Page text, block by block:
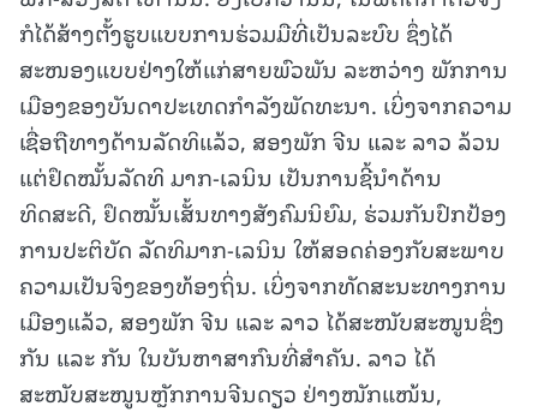
ກໍໄດ້ສ້າງຕັ້ງຮູບແບບການຮ່ວມມືທີ່ເປັນລະບົບ ຊຶ່ງໄດ້
ສະໜອງແບບຢ່າງໃຫ້ແກ່ສາຍພົວພັນ ລະຫວ່າງ ພັກການ
ເມືອງຂອງບັນດາປະເທດກຳລັງພັດທະນາ. ເບິ່ງຈາກຄວາມ
ເຊື່ອຖືທາງດ້ານລັດທິແລ້ວ, ສອງພັກ ຈີນ ແລະ ລາວ ລ້ວນ
ແຕ່ຢຶດໝັ້ນລັດທິ ມາກ-ເລນິນ ເປັນການຊີ້ນຳດ້ານ
ທິດສະດີ, ຢຶດໝັ້ນເສັ້ນທາງສັງຄົມນິຍົມ, ຮ່ວມກັນປົກປ້ອງ
ການປະຕິບັດ ລັດທິມາກ-ເລນິນ ໃຫ້ສອດຄ່ອງກັບສະພາບ
ຄວາມເປັນຈິງຂອງທ້ອງຖິ່ນ. ເບິ່ງຈາກທັດສະນະທາງການ
ເມືອງແລ້ວ, ສອງພັກ ຈີນ ແລະ ລາວ ໄດ້ສະໜັບສະໜູນຊຶ່ງ
ກັນ ແລະ ກັນ ໃນບັນຫາສາກົນທີ່ສຳຄັນ. ລາວ ໄດ້
ສະໜັບສະໜູນຫຼັກການຈີນດຽວ ຢ່າງໜັກແໜ້ນ,